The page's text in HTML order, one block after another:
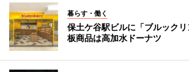
暮らす・働く
保土ケ谷駅ビルに「ブルック
板商品は高加水ドーナツ